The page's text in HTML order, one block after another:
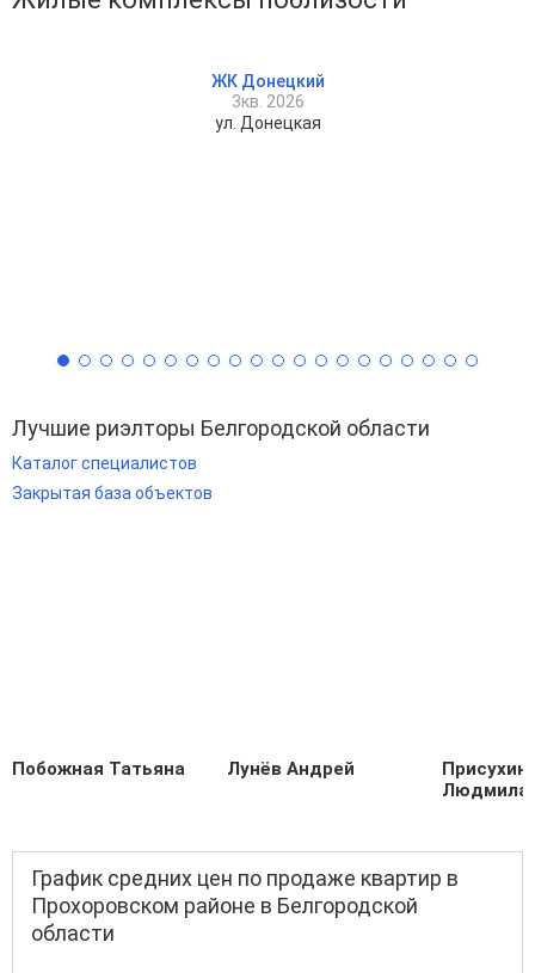
ЖК Донецкий
3кв. 2026
ул. Донецкая
Лучшие риэлторы Белгородской области
Каталог специалистов
Закрытая база объектов
Побожная Татьяна Лунёв Андрей
Людмила
График средних цен по продаже квартир в
Прохоровском районе в Белгородской
области